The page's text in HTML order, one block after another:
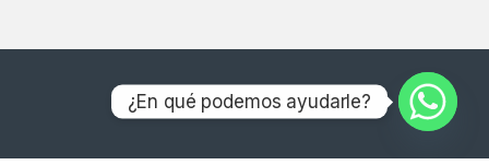
¿En qué podemos ayudarle?